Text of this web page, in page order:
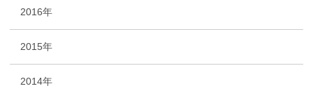
2016年
2015年
2014年